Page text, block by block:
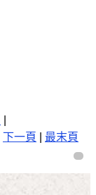
下一頁 最末頁